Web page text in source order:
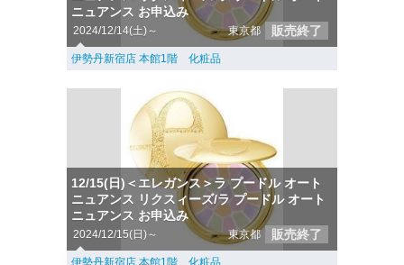
ニュアンス お申込み
2024/12/14(土)～ 東京都 販売終了
伊勢丹新宿店 本館1階 化粧品
12/15(日)＜エレガンス＞ラ プードル オート
ニュアンス リクスィーズ/ラ プードル オート
ニュアンス お申込み
2024/12/15(日)～ 東京都 販売終了
伊勢丹新宿店 本館1階 化粧品